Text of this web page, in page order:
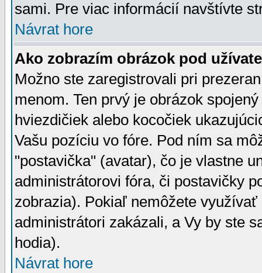
sami. Pre viac informácií navštívte
Návrat hore
Ako zobrazím obrázok pod
Možno ste zaregistrovali pri
menom. Ten prvý je obrázok
hviezdičiek alebo kocočiek
Vašu pozíciu vo fóre. Pod ním sa
"postavička" (avatar), čo je vlastne
administrátorovi fóra, či postavičky
zobrazia). Pokiaľ nemôžete
administrátori zakázali, a Vy by ste
hodia).
Návrat hore